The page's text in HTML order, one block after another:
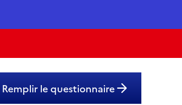
Remplir le questionnaire